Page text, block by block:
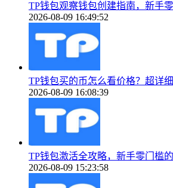
TP钱包观察钱包创建指南，新手
2026-08-09 16:49:52
TP钱包买的币怎么看价格？超详
2026-08-09 16:08:39
TP钱包激活全攻略，新手零门槛
2026-08-09 15:23:58